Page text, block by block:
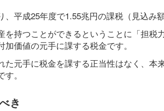
平成25年度で1.55兆円の課税（見込み
持つことができるということに「担税
価値の元手に課する税金です。
元手に税金を課する正当性はなく、本
。
き